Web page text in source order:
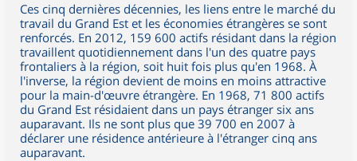
Ces cinq dernières décennies, les liens entre le marché du
travail du Grand Est et les économies étrangères se sont
renforcés. En 2012, 159 600 actifs résidant dans la région
travaillent quotidiennement dans l'un des quatre pays
frontaliers à la région, soit huit fois plus qu'en 1968. À
l'inverse, la région devient de moins en moins attractive
pour la main-d'œuvre étrangère. En 1968, 71 800 actifs
du Grand Est résidaient dans un pays étranger six ans
auparavant. Ils ne sont plus que 39 700 en 2007 à
déclarer une résidence antérieure à l'étranger cinq ans
auparavant.